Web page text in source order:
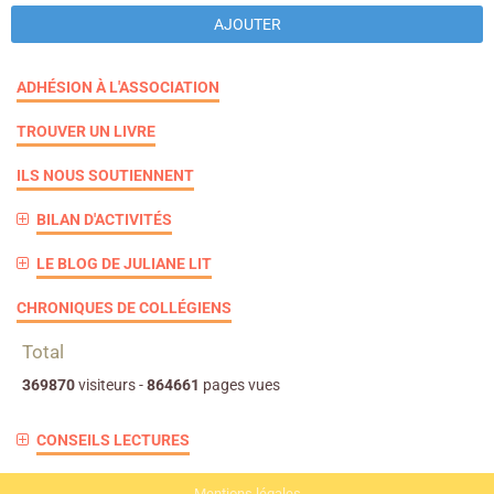
AJOUTER
ADHÉSION À L'ASSOCIATION
TROUVER UN LIVRE
ILS NOUS SOUTIENNENT
BILAN D'ACTIVITÉS
LE BLOG DE JULIANE LIT
CHRONIQUES DE COLLÉGIENS
Total
369870visiteurs -864661 pages vues
CONSEILS LECTURES